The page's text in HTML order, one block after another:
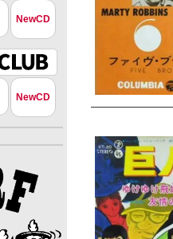
NewCD
NewCD